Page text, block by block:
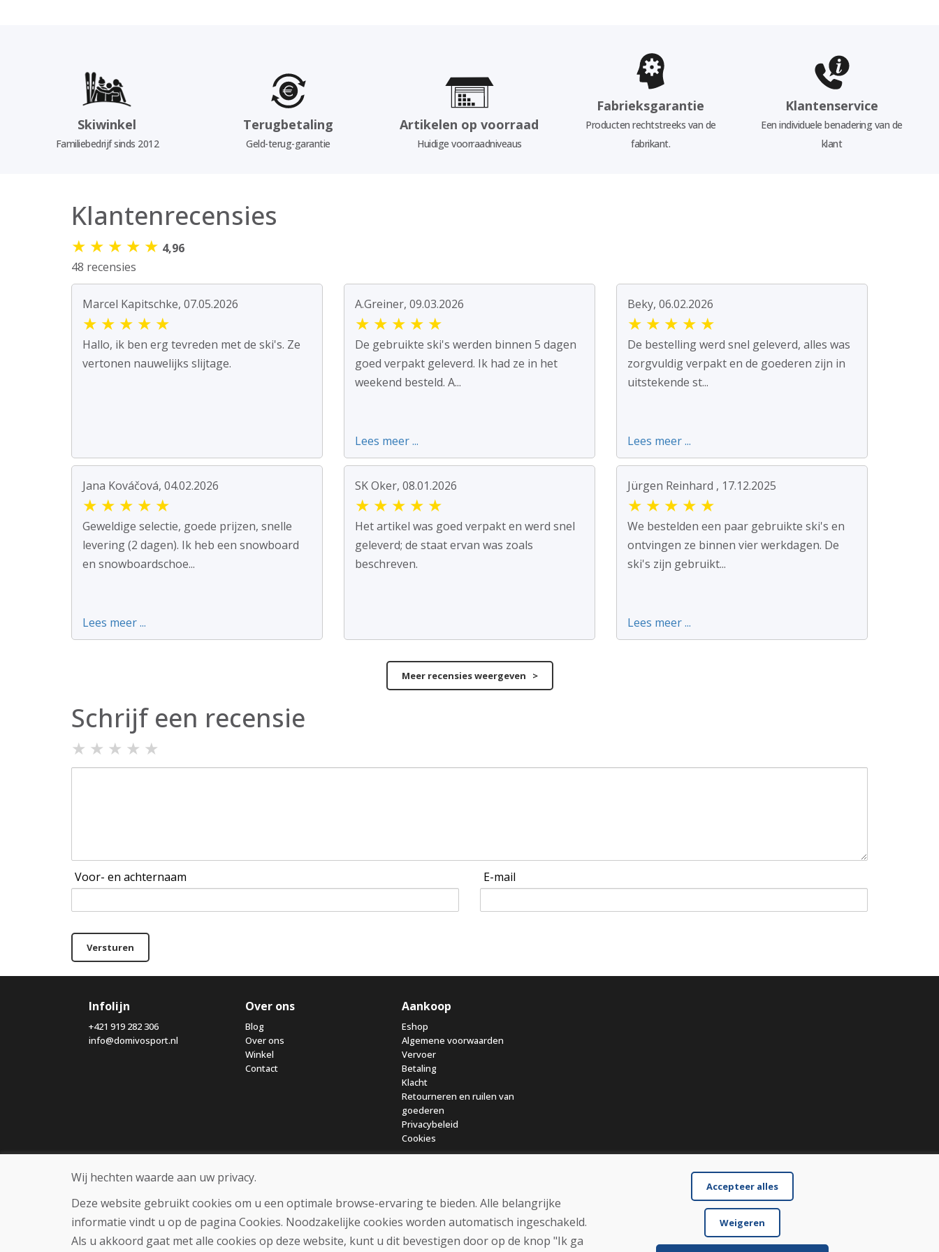
Skiwinkel
Familiebedrijf sinds 2012
Terugbetaling
Geld-terug-garantie
Artikelen op voorraad
Huidige voorraadniveaus
Fabrieksgarantie
Producten rechtstreeks van de
fabrikant.
Klantenservice
Een individuele benadering van de
klant
Klantenrecensies
★ ★ ★ ★ ★ 4,96
48 recensies
Marcel Kapitschke, 07.05.2026
★ ★ ★ ★ ★
Hallo, ik ben erg tevreden met de ski's. Ze
vertonen nauwelijks slijtage.
A.Greiner, 09.03.2026
★ ★ ★ ★ ★
De gebruikte ski's werden binnen 5 dagen
goed verpakt geleverd. Ik had ze in het
weekend besteld. A...
Lees meer ...
Beky, 06.02.2026
★ ★ ★ ★ ★
De bestelling werd snel geleverd, alles was
zorgvuldig verpakt en de goederen zijn in
uitstekende st...
Lees meer ...
Jana Kováčová, 04.02.2026
★ ★ ★ ★ ★
Geweldige selectie, goede prijzen, snelle
levering (2 dagen). Ik heb een snowboard
en snowboardschoe...
Lees meer ...
SK Oker, 08.01.2026
★ ★ ★ ★ ★
Het artikel was goed verpakt en werd snel
geleverd; de staat ervan was zoals
beschreven.
Jürgen Reinhard , 17.12.2025
★ ★ ★ ★ ★
We bestelden een paar gebruikte ski's en
ontvingen ze binnen vier werkdagen. De
ski's zijn gebruikt...
Lees meer ...
Meer recensies weergeven >
Schrijf een recensie
★ ★ ★ ★ ★
Voor- en achternaam E-mail
Versturen
Infolijn
+421 919 282 306
info@domivosport.nl
Over ons
Blog
Over ons
Winkel
Contact
Aankoop
Eshop
Algemene voorwaarden
Vervoer
Betaling
Klacht
Retourneren en ruilen van
goederen
Privacybeleid
Cookies
Wij hechten waarde aan uw privacy.
Deze website gebruikt cookies om u een optimale browse-ervaring te bieden. Alle belangrijke
informatie vindt u op de pagina Cookies. Noodzakelijke cookies worden automatisch ingeschakeld.
Als u akkoord gaat met alle cookies op deze website, kunt u dit bevestigen door op de knop "Ik ga
Accepteer alles
Weigeren